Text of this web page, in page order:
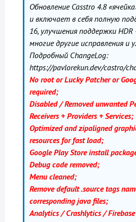
Обновление Casstro 4.8
и включает в себя полную
16, улучшения поддержки
многие другие исправления и
Подробный ChangeLog:
https://pavlorekun.dev/castro/
No root or Lucky Patcher or
required;
Disabled / Removed unwanted
Receivers + Providers + Services;
Optimized and zipaligned
resources for fast load;
Google Play Store install
Debug code removed;
Menu cleaned;
Remove default .source tags
corresponding java files;
Analytics / Crashlytics /